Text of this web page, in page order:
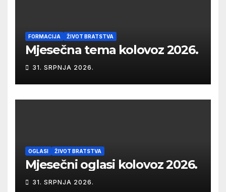
FORMACIJA ŽIVOT BRATSTVA
Mjesečna tema kolovoz 2026.
31. SRPNJA 2026.
OGLASI ŽIVOT BRATSTVA
Mjesečni oglasi kolovoz 2026.
31. SRPNJA 2026.